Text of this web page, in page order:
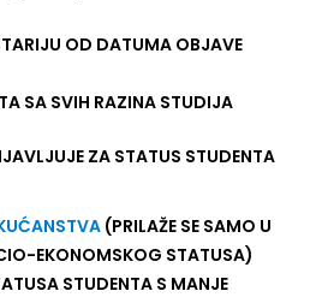
OD DATUMA OBJAVE
SA SVIH RAZINA STUDIJA
ZA STATUS STUDENTA
(PRILAŽE SE SAMO U
EKONOMSKOG STATUSA)
STUDENTA S MANJE